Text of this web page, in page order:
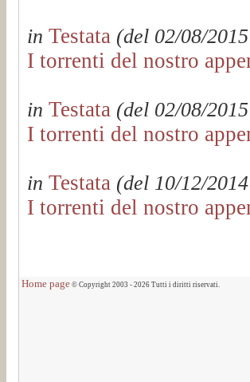
in Testata (del 02/08/
I torrenti del nostro
in Testata (del 02/08/
I torrenti del nostro
in Testata (del 10/12/
I torrenti del nostro
Home page © Copyright 2003 - 2026 Tutti i diritti riservati.